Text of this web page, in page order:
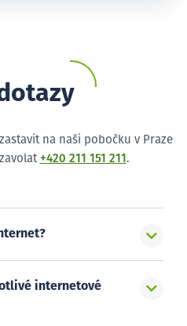
na naši pobočku v Praze
+420 211 151 211 .
internetové